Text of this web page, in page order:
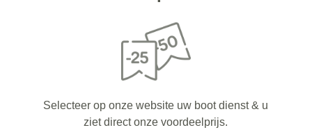
Selecteer op onze website uw boot dienst & u
ziet direct onze voordeelprijs.